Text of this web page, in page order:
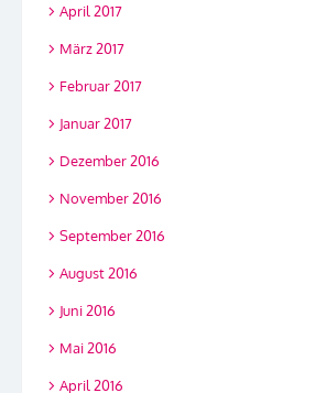
April 2017
März 2017
Februar 2017
Januar 2017
Dezember 2016
November 2016
September 2016
August 2016
Juni 2016
Mai 2016
April 2016